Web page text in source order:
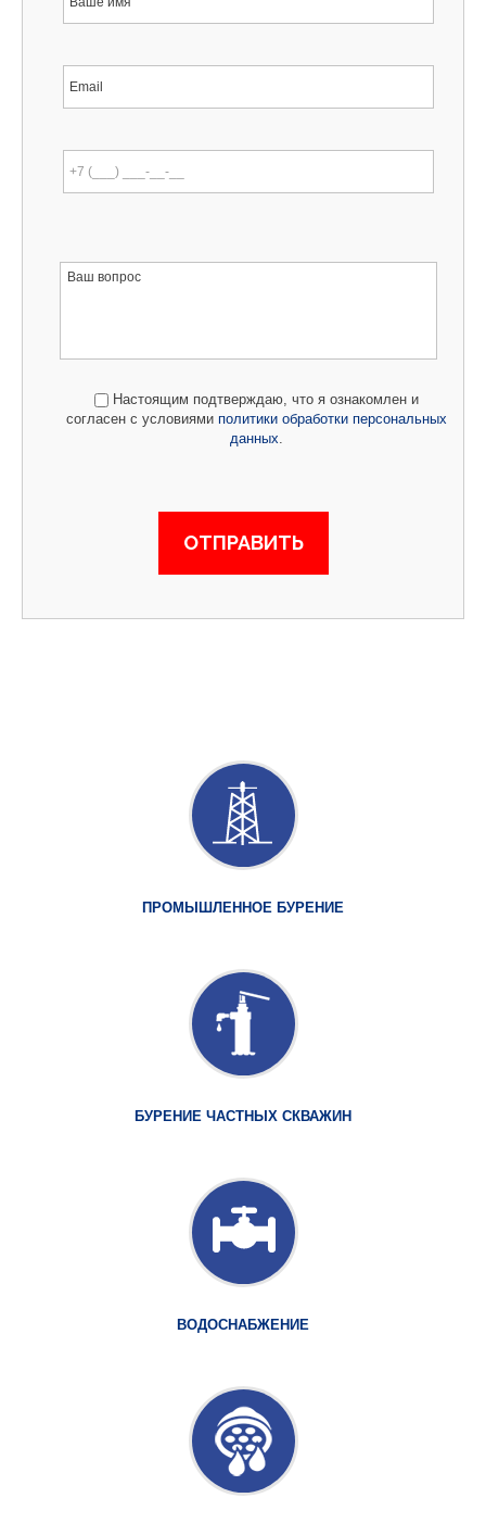
Настоящим подтверждаю, что я ознакомлен и
согласен с условиями политики обработки персональных
данных
ПРОМЫШЛЕННОЕ БУРЕНИЕ
БУРЕНИЕ ЧАСТНЫХ СКВАЖИН
ВОДОСНАБЖЕНИЕ